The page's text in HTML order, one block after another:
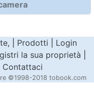
Prodotti
Login
la sua proprietà
Contattaci
©1998-2018 tobook.com